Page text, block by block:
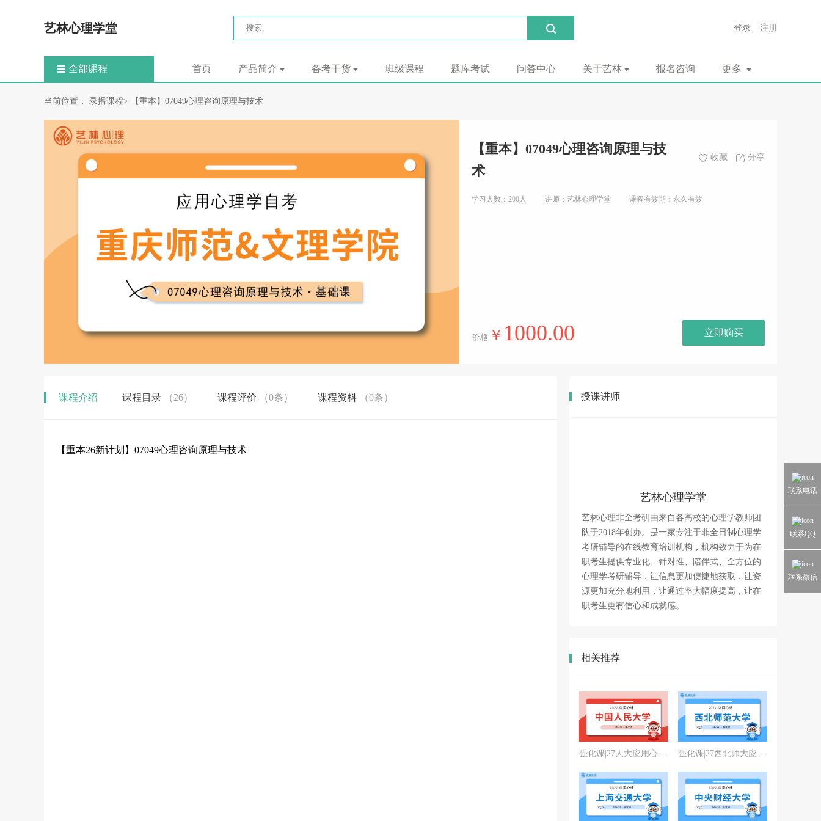
艺林心理学堂 注册
登录
全部课程 首页 产品简介 备考干货 班级课程 题库考试 问答中心 关于艺林 报名咨询 更多
当前位置： 录播课程> 【重本】07049心理咨询原理与技术
【重本】07049心理咨询原理与技
术
收藏 分享
学习人数：200人 讲师：艺林心理学堂 课程有效期：永久有效
价格 ￥ 1000.00 立即购买
课程介绍 课程目录 （26） 课程评价 （0条） 课程资料 （0条）
【重本26新计划】07049心理咨询原理与技术
授课讲师
艺林心理学堂
艺林心理非全考研由来自各高校的心理学教师团
队于2018年创办。是一家专注于非全日制心理学
考研辅导的在线教育培训机构，机构致力于为在
职考生提供专业化、针对性、陪伴式、全方位的
心理学考研辅导，让信息更加便捷地获取，让资
源更加充分地利用，让通过率大幅度提高，让在
职考生更有信心和成就感。
相关推荐
强化课|27人大应用心理专硕 强化课|27西北师大应用心理专硕
联系电话
联系QQ
联系微信